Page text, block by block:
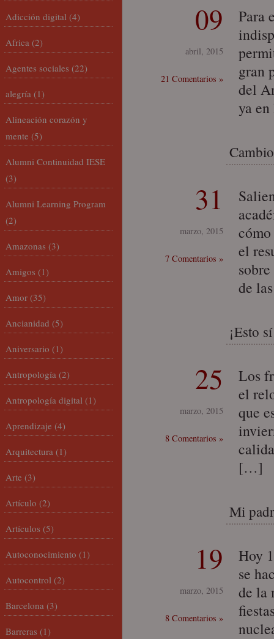
09
abril, 2015
21 Comentarios »
Para
gran
del
ya
31
marzo, 2015
7 Comentarios »
el
de
¡Esto
25
marzo, 2015
8 Comentarios »
Los
el
que
[…]
Mi
19
marzo, 2015
8 Comentarios »
Hoy
se
de la
Adicción digital (4)
Africa (2)
Agentes sociales (22)
alegría (1)
Alineación corazón y
mente (5)
Alumni Continuidad IESE
(3)
Alumni Learning Program
(2)
Amazonas (3)
Amigos (1)
Amor (35)
Ancianidad (5)
Aniversario (1)
Antropología (2)
Antropología digital (1)
Aprendizaje (4)
Arquitectura (1)
Arte (3)
Artículo (2)
Artículos (5)
Autoconocimiento (1)
Autocontrol (2)
Barcelona (3)
Barreras (1)